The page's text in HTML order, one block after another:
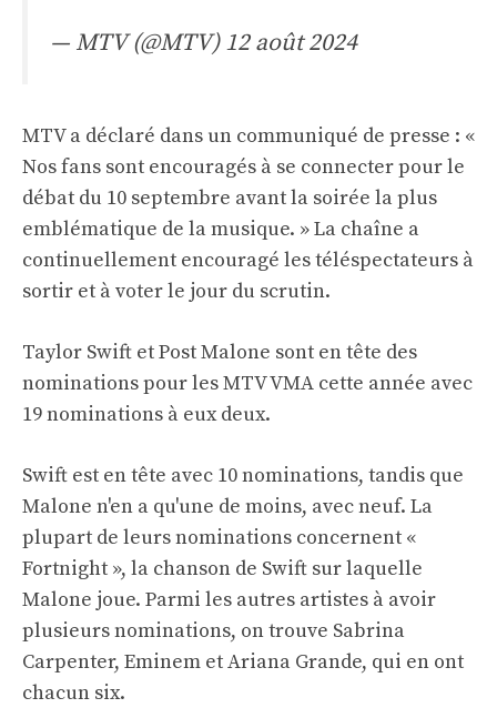
— MTV (@MTV)12 août 2024
MTV a déclaré dans un communiqué de presse : «
Nos fans sont encouragés à se connecter pour le
débat du 10 septembre avant la soirée la plus
emblématique de la musique. » La chaîne a
continuellement encouragé les téléspectateurs à
sortir et à voter le jour du scrutin.
Taylor Swift et Post Malone sont en tête des
nominations pour les MTV VMA cette année avec
19 nominations à eux deux.
Swift est en tête avec 10 nominations, tandis que
Malone n'en a qu'une de moins, avec neuf. La
plupart de leurs nominations concernent «
Fortnight », la chanson de Swift sur laquelle
Malone joue. Parmi les autres artistes à avoir
plusieurs nominations, on trouve Sabrina
Carpenter, Eminem et Ariana Grande, qui en ont
chacun six.